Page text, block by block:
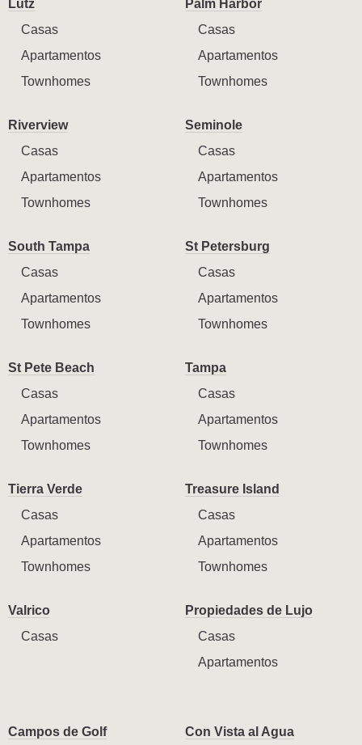
Lutz
Casas
Apartamentos
Townhomes
Palm Harbor
Casas
Apartamentos
Townhomes
Riverview
Casas
Apartamentos
Townhomes
Seminole
Casas
Apartamentos
Townhomes
South Tampa
Casas
Apartamentos
Townhomes
St Petersburg
Casas
Apartamentos
Townhomes
St Pete Beach
Casas
Apartamentos
Townhomes
Tampa
Casas
Apartamentos
Townhomes
Tierra Verde
Casas
Apartamentos
Townhomes
Treasure Island
Casas
Apartamentos
Townhomes
Valrico
Casas
Propiedades de Lujo
Casas
Apartamentos
Campos de Golf
Con Vista al Agua